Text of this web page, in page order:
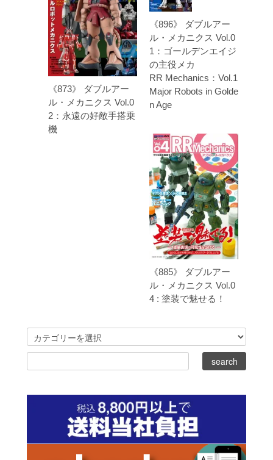
《873》 ダブルアー
ル・メカニクス Vol.0
2：永遠の好敵手搭乗
機
《896》 ダブルアー
ル・メカニクス Vol.0
1：ゴールデンエイジ
の主役メカ
RR Mechanics：Vol.1
Major Robots in Golde
n Age
《885》 ダブルアー
ル・メカニクス Vol.0
4 : 塗装で魅せる！